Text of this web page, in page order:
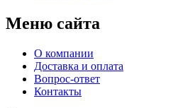
Меню сайта
О компании
Доставка и оплата
Вопрос-ответ
Контакты